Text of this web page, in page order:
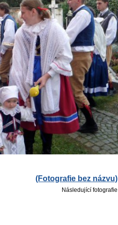
(Fotografie bez názvu)
Následující fotografie